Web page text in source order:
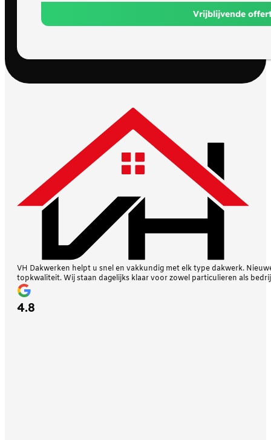
Vrijblijvende
VH Dakwerken helpt u snel en vakkundig met elk type dakwerk.
topkwaliteit. Wij staan dagelijks klaar voor zowel particulieren als
4.8